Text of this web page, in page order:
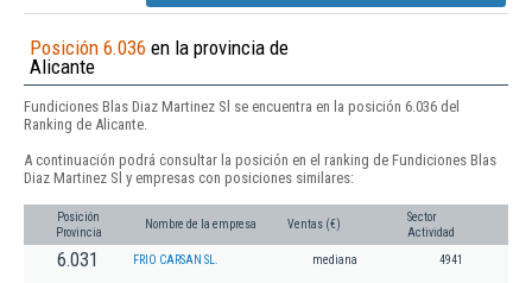
Posición 6.036 en la provincia de
Alicante
Fundiciones Blas Diaz Martinez Sl se encuentra en la posición 6.036 del
Ranking de Alicante.
A continuación podrá consultar la posición en el ranking de Fundiciones Blas
Diaz Martinez Sl y empresas con posiciones similares:
Posición
Provincia
Nombre de la empresa Ventas (€)
Sector
Actividad
6.031 FRIO CARSAN SL. mediana 4941